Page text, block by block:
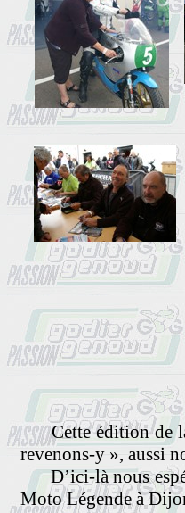
Cette édition de la
revenons-y », aussi
D’ici-là nous
Moto Légende à